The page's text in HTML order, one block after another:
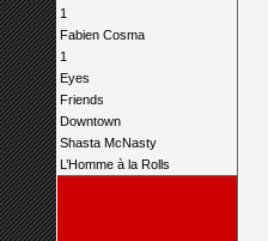
1
Fabien Cosma
1
Eyes
Friends
Downtown
Shasta McNasty
L’Homme à la Rolls